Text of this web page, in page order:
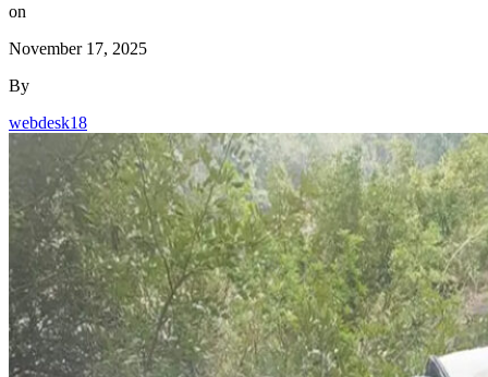
on
November 17, 2025
By
webdesk18